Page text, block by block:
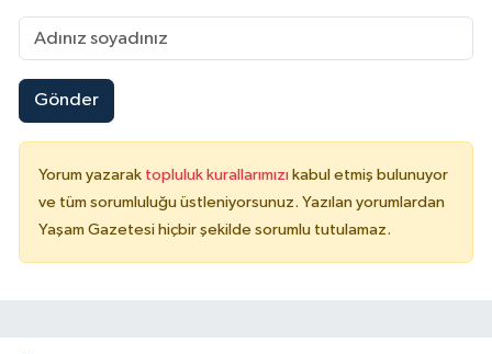
Gönder
Yorum yazarak topluluk kurallarımızı kabul etmiş bulunuyor
ve tüm sorumluluğu üstleniyorsunuz. Yazılan yorumlardan
Yaşam Gazetesi hiçbir şekilde sorumlu tutulamaz.